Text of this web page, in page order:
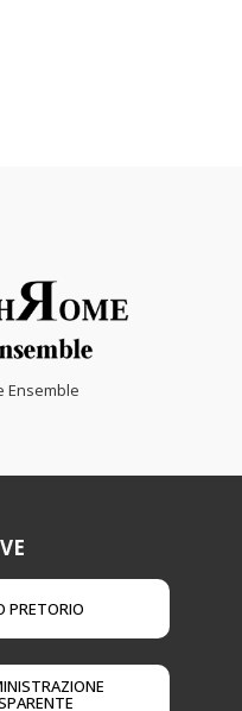
Ensemble
PRETORIO